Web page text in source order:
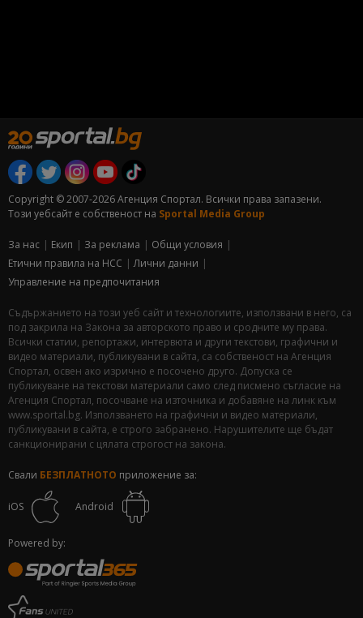
Copyright © 2007-2026 Агенция Спортал. Всички права запазени.
Този уебсайт е собственост на Sportal Media Group
За нас Екип За рекламa
Общи условия
Етични правила на НСС
Лични данни
Управление на предпочитания
Съдържанието на този уеб сайт и технологиите, използвани в него, са
под закрила на Закона за авторското право и сродните му права.
Всички статии, репортажи, интервюта и други текстови, графични и
видео материали, публикувани в сайта, са собственост на Агенция
Спортал, освен ако изрично е посочено друго. Допуска се
публикуване на текстови материали само след писмено съгласие на
Агенция Спортал, посочване на източника и добавяне на линк към
www.sportal.bg. Използването на графични и видео материали,
публикувани в сайта, е строго забранено. Нарушителите ще бъдат
санкционирани с цялата строгост на закона.
Свали БЕЗПЛАТНОТО приложение за:
iOS Android
Powered by: